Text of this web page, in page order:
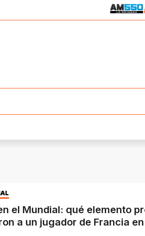
el Mundial: qué elemento
a un jugador de Francia